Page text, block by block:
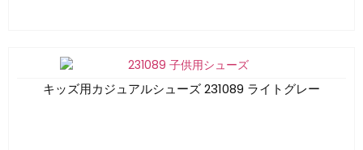
キッズ用カジュアルシューズ 231089 ライトグレー